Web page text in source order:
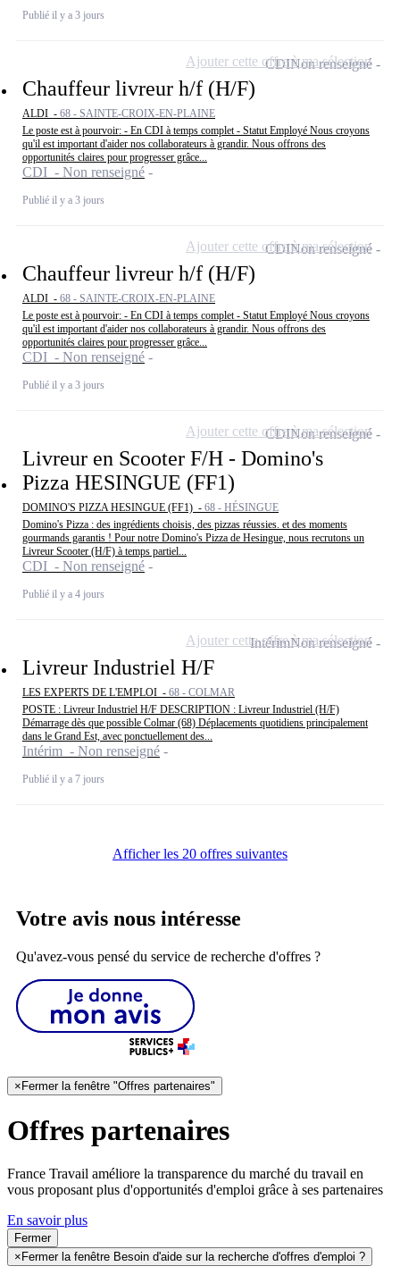
Publié il y a 3 jours
Chauffeur livreur h/f (H/F)
ALDI - 68 - SAINTE-CROIX-EN-PLAINE
Le poste est à pourvoir: - En CDI à temps complet - Statut Employé Nous croyons
qu'il est important d'aider nos collaborateurs à grandir. Nous offrons des
opportunités claires pour progresser grâce...
CDI - Non renseigné
Publié il y a 3 jours
CDINon renseigné
Ajouter cette offre à ma sélection
Chauffeur livreur h/f (H/F)
ALDI - 68 - SAINTE-CROIX-EN-PLAINE
Le poste est à pourvoir: - En CDI à temps complet - Statut Employé Nous croyons
qu'il est important d'aider nos collaborateurs à grandir. Nous offrons des
opportunités claires pour progresser grâce...
CDI - Non renseigné
Publié il y a 3 jours
CDINon renseigné
Ajouter cette offre à ma sélection
Livreur en Scooter F/H - Domino's
Pizza HESINGUE (FF1)
DOMINO'S PIZZA HESINGUE (FF1) - 68 - HÉSINGUE
Domino's Pizza : des ingrédients choisis, des pizzas réussies. et des moments
gourmands garantis ! Pour notre Domino's Pizza de Hesingue, nous recrutons un
Livreur Scooter (H/F) à temps partiel...
CDI - Non renseigné
Publié il y a 4 jours
CDINon renseigné
Ajouter cette offre à ma sélection
Livreur Industriel H/F
LES EXPERTS DE L'EMPLOI - 68 - COLMAR
POSTE : Livreur Industriel H/F DESCRIPTION : Livreur Industriel (H/F)
Démarrage dès que possible Colmar (68) Déplacements quotidiens principalement
dans le Grand Est, avec ponctuellement des...
Intérim - Non renseigné
Publié il y a 7 jours
IntérimNon renseigné
Ajouter cette offre à ma sélection
Afficher les 20 offres suivantes
Votre avis nous intéresse
Qu'avez-vous pensé du service de recherche d'offres ?
×Fermer la fenêtre "Offres partenaires"
Offres partenaires
France Travail améliore la transparence du marché du travail en
vous proposant plus d'opportunités d'emploi grâce à ses partenaires
En savoir plus
Fermer
× Fermer la fenêtre Besoin d'aide sur la recherche d'offres d'emploi ?